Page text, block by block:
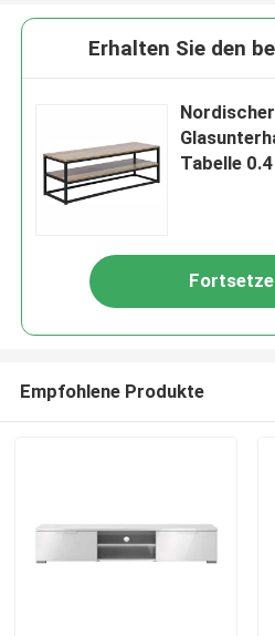
Erhalten Sie den
Tabelle
Empfohlene Produkte